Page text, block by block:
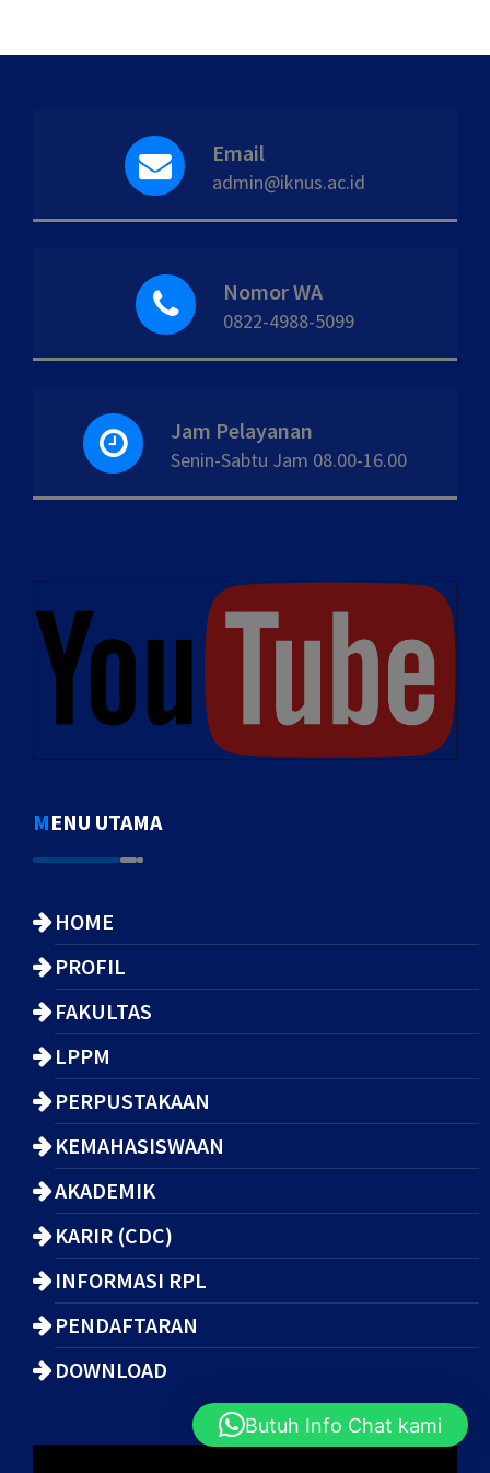
Email
admin@iknus.ac.id
Nomor WA
0822-4988-5099
Jam Pelayanan
Senin-Sabtu Jam 08.00-16.00
MENU UTAMA
HOME
PROFIL
FAKULTAS
LPPM
PERPUSTAKAAN
KEMAHASISWAAN
AKADEMIK
KARIR (CDC)
INFORMASI RPL
PENDAFTARAN
DOWNLOAD
Butuh Info Chat kami